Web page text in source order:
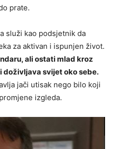
prate.
služi kao podsjetnik da
za aktivan i ispunjen život.
ali ostati mlad kroz
doživljava svijet oko sebe.
jači utisak nego bilo koji
izgleda.